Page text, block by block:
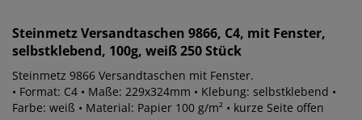
SteinmetzVersandtaschen 9866, C4, mit Fenster,
selbstklebend, 100g, weiß 250 Stück
Steinmetz 9866 Versandtaschen mit Fenster.
• Format: C4 • Maße: 229x324mm • Klebung: selbstklebend •
Farbe: weiß • Material: Papier 100 g/m² • kurze Seite offen